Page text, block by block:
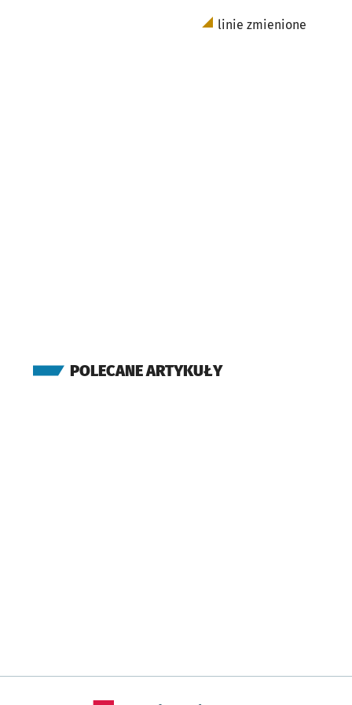
linie zmienione
POLECANE ARTYKUŁY